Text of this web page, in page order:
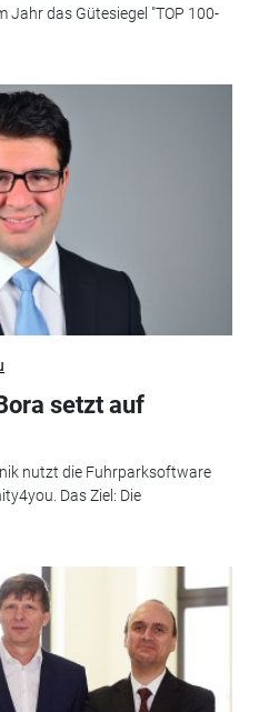
Jahr das Gütesiegel "TOP 100-
setzt auf
nutzt die Fuhrparksoftware
Das Ziel: Die